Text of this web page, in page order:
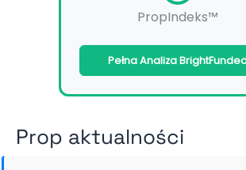
PropIndeks™
Pełna Analiza
Prop aktualności